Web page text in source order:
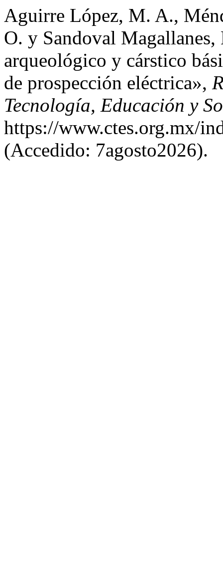
Aguirre López, M. A.,
O. y Sandoval
arqueológico y cárstico
de prospección eléctrica»,
Tecnología, Educación y
https://www.ctes.org.mx/
(Accedido: 7agosto2026).